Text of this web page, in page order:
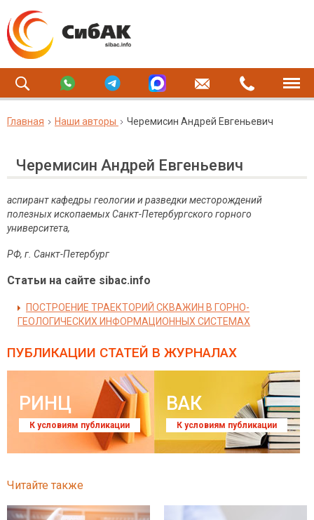
Главная Наши авторы Черемисин Андрей Евгеньевич
Черемисин Андрей Евгеньевич
аспирант кафедры геологии и разведки месторождений
полезных ископаемых Санкт-Петербургского горного
университета,
РФ, г. Санкт-Петербург
Статьи на сайте sibac.info
ПОСТРОЕНИЕ ТРАЕКТОРИЙ СКВАЖИН В ГОРНО-
ГЕОЛОГИЧЕСКИХ ИНФОРМАЦИОННЫХ СИСТЕМАХ
ПУБЛИКАЦИИ СТАТЕЙ В ЖУРНАЛАХ
РИНЦ
К условиям публикации
ВАК
К условиям публикации
Читайте также